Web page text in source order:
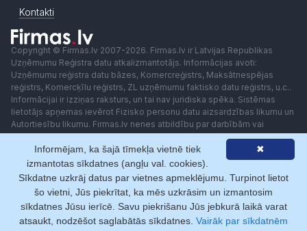
Kontakti
Copyright © Firmas.lv 2007-2026. Firmas.lv ir Latvijas Republikas
Uzņēmumu Reģistra datu atkalizmantotājs. Informācijas avoti:
Uzņēmumu reģistra datu bāzes, Komercreģistrs, Maksātnespējas
reģistrs, Komercķīlu reģistrs, ZL uzņēmumu faktisko datu reģistrs, u.c..
Informācijai ir izziņas raksturs, un tai nav juridiska spēka. Sistēmas
lietotājs apņemas ievērot Fizisko personu datu aizsardzības likumu un
Autortiesību likumu. Firmas.lv nenes atbildību par darbībām vai
lēmumiem, kas balstīti uz saņemto pakalpojumu. Lietotājam aizliegts
izmantot jebkādas automatizētas sistēmas vai iekārtas (robotus)
piekļuvei sistēmai bez rakstiskas saskaņošanas ar Firmas.lv. Galvenā
redaktore: Ingūna Pempere.
Lietošanas noteikumi
Privātuma politika Norēķini ar
✖
Informējam, ka šajā tīmekļa vietnē tiek
izmantotas sīkdatnes (angļu val. cookies).
Sīkdatne uzkrāj datus par vietnes apmeklējumu. Turpinot lietot
šo vietni, Jūs piekrītat, ka mēs uzkrāsim un izmantosim
sīkdatnes Jūsu ierīcē. Savu piekrišanu Jūs jebkurā laikā varat
atsaukt, nodzēšot saglabātās sīkdatnes. Vairāk par sīkdatnēm